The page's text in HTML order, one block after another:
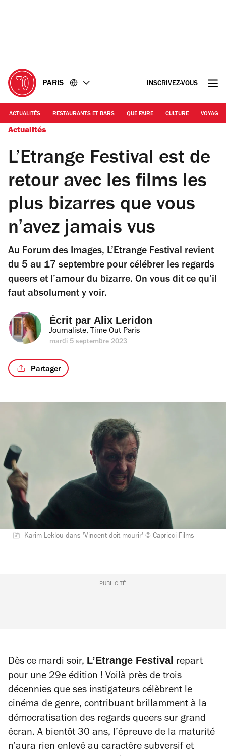
PARIS INSCRIVEZ-VOUS
ACTUALITÉS RESTAURANTS ET BARS QUE FAIRE CULTURE VOYAGE
Actualités
L’Etrange Festival est de
retour avec les films les
plus bizarres que vous
n’avez jamais vus
Au Forum des Images, L’Etrange Festival revient
du 5 au 17 septembre pour célébrer les regards
queers et l’amour du bizarre. On vous dit ce qu’il
faut absolument y voir.
Écrit par Alix Leridon
Journaliste, Time Out Paris
mardi 5 septembre 2023
Partager
Karim Leklou dans 'Vincent doit mourir' © Capricci Films
PUBLICITÉ
Dès ce mardi soir, L’Etrange Festival repart
pour une 29e édition ! Voilà près de trois
décennies que ses instigateurs célèbrent le
cinéma de genre, contribuant brillamment à la
démocratisation des regards queers sur grand
écran. A bientôt 30 ans, l’épreuve de la maturité
n’aura rien enlevé au caractère subversif et